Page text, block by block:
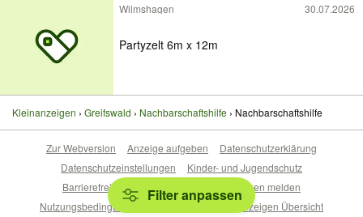
Wilmshagen 30.07.2026
Partyzelt 6m x 12m
Kleinanzeigen Greifswald Nachbarschaftshilfe Nachbarschaftshilfe
Filter anpassen
Zur Webversion Anzeige aufgeben
Datenschutzerklärung
Datenschutzeinstellungen
Kinder- und Jugendschutz
Barrierefreiheitserklärung
Sicherheitslücken melden
Nutzungsbedingungen
Beliebte Suchen Anzeigen Übersicht